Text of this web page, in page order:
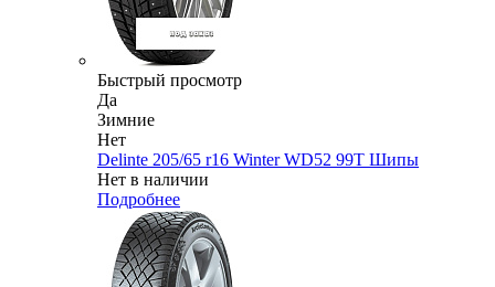
Быстрый просмотр
Да
Зимние
Нет
Delinte 205/65 r16 Winter WD52 99T Шипы
Нет в наличии
Подробнее